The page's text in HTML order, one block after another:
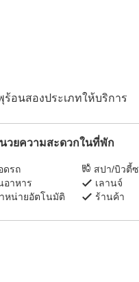
อนสองประเภทให้บริการ
วยความสะดวกในที่พัก
ดรถ
สปา/บิวตี้
อาหาร
เลานจ์
หน่ายอัตโนมัติ
ร้านค้า